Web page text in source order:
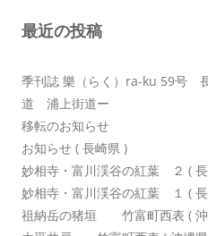
ン
最近の投稿
季刊誌 樂（らく）ra-ku 59号
道 浦上街道ー
移転のお知らせ
お知らせ ( 長崎県 )
妙相寺・富川渓谷の紅葉 ２ (
妙相寺・富川渓谷の紅葉 １ (
祖納岳の猪垣 竹富町西表 ( 沖